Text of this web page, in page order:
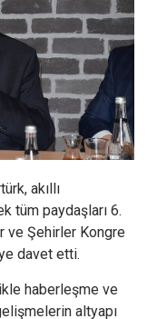
akıllı
tüm paydaşları 6.
ve Şehirler Kongre
davet etti.
haberleşme ve
altyapı